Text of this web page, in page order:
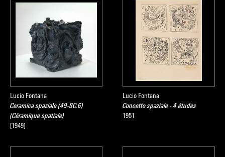
Lucio Fontana
Ceramica spaziale (49-SC.6)
(Céramique spatiale)
[1949]
Lucio Fontana
Concetto spaziale - 4 études
1951